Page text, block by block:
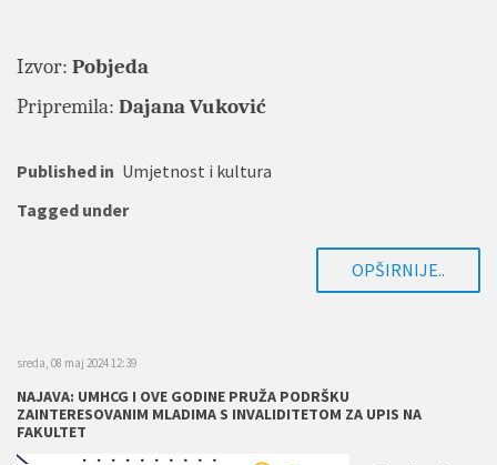
Izvor: Pobjeda
Pripremila: Dajana Vuković
Published in Umjetnost i kultura
Tagged under
OPŠIRNIJE..
sreda, 08 maj 2024 12:39
NAJAVA: UMHCG I OVE GODINE PRUŽA PODRŠKU
ZAINTERESOVANIM MLADIMA S INVALIDITETOM ZA UPIS NA
FAKULTET